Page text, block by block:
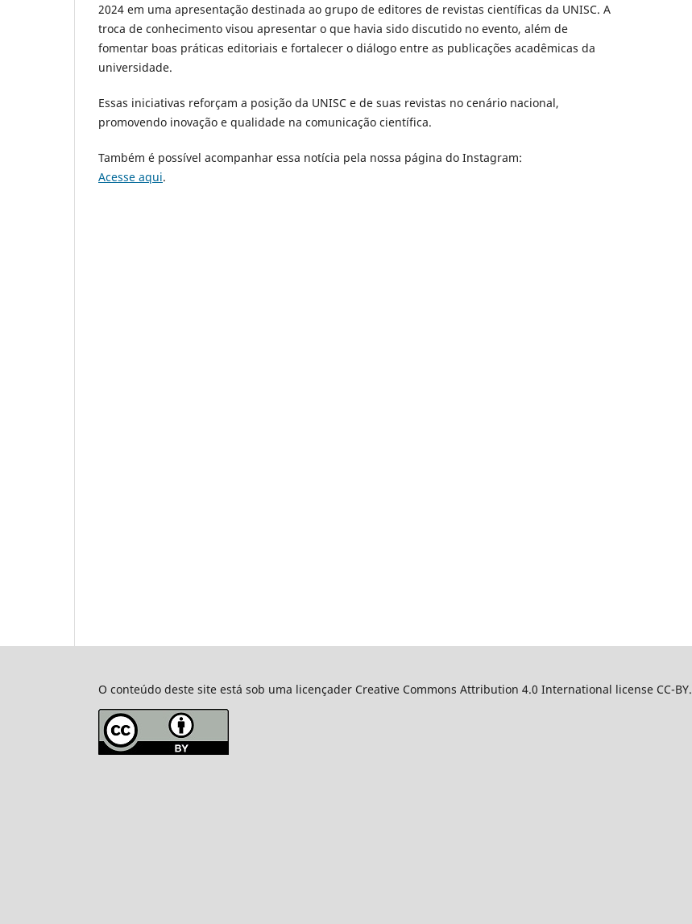
2024 em uma apresentação destinada ao grupo de editores de revistas científicas da UNISC. A
troca de conhecimento visou apresentar o que havia sido discutido no evento, além de
fomentar boas práticas editoriais e fortalecer o diálogo entre as publicações acadêmicas da
universidade.
Essas iniciativas reforçam a posição da UNISC e de suas revistas no cenário nacional,
promovendo inovação e qualidade na comunicação científica.
Também é possível acompanhar essa notícia pela nossa página do Instagram:
Acesse aqui.
O conteúdo deste site está sob uma licençader Creative Commons Attribution 4.0 International license CC-BY.